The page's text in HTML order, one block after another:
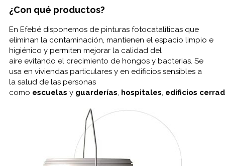
¿Con qué productos?
En Efebé disponemos de pinturas fotocatalíticas que
eliminan la contaminación, mantienen el espacio limpio e
higiénico y permiten mejorar la calidad del
aire evitando el crecimiento de hongosy bacterias. Se
usa en viviendas particulares y en edificios sensibles a
la saludde las personas
como escuelas y guarderías, hospitales, edificios